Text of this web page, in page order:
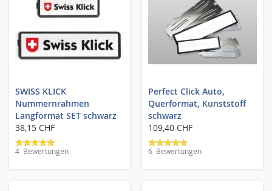
SWISS KLICK
Nummernrahmen
Langformat SET schwarz
38,15 CHF
Bewertung:
100%
4 Bewertungen
Perfect Click Auto,
Querformat, Kunststoff
schwarz
109,40 CHF
Bewertung:
93%
6 Bewertungen